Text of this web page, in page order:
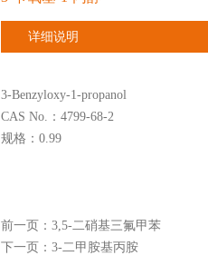
详细说明
3-Benzyloxy-1-propanol
CAS No.：4799-68-2
规格：0.99
前一页： 3,5-二硝基三氟甲苯
下一页： 3-二甲胺基丙胺